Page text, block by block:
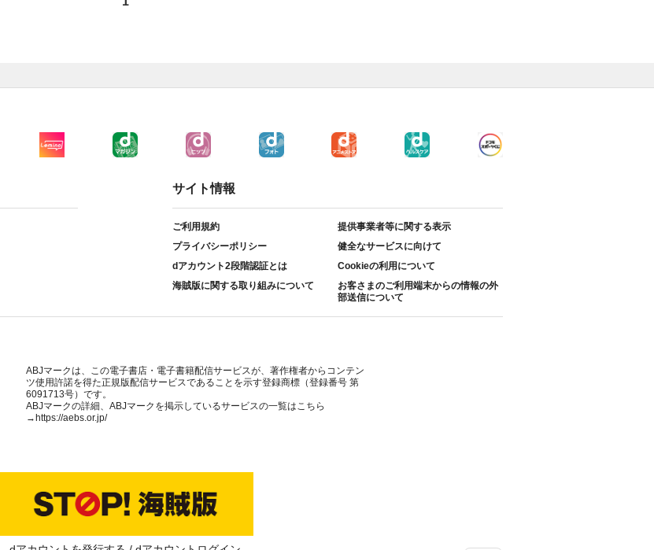
サイト情報
ご利用規約
提供事業者等に関する表示
プライバシーポリシー
健全なサービスに向けて
dアカウント2段階認証とは
Cookieの利用について
海賊版に関する取り組みについて
お客さまのご利用端末からの情報の外
部送信について
ABJマークは、この電子書店・電子書籍配信サービスが、著作権者からコンテン
ツ使用許諾を得た正規版配信サービスであることを示す登録商標（登録番号 第
6091713号）です。
ABJマークの詳細、ABJマークを掲示しているサービスの一覧はこちら
→ https://aebs.or.jp/